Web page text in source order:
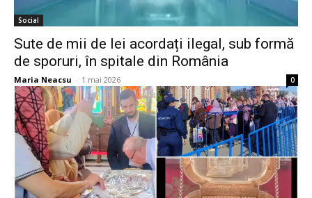
Social
Sute de mii de lei acordați ilegal, sub formă
de sporuri, în spitale din România
Maria Neacsu - 1 mai 2026 0